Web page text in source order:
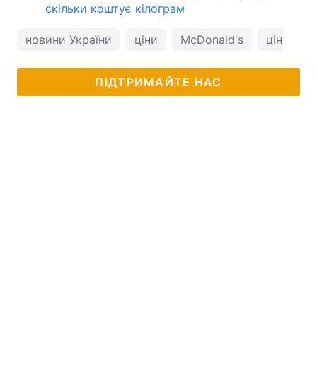
скільки коштує кілограм
новини України ціни McDonald's ціни на
ПІДТРИМАЙТЕ НАС